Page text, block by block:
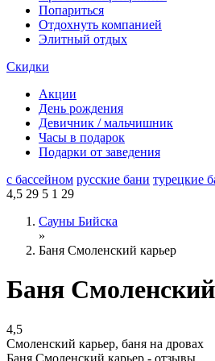
Попариться
Отдохнуть компанией
Элитный отдых
Скидки
Акции
День рождения
Девичник / мальчишник
Часы в подарок
Подарки от заведения
с бассейном русские бани турецкие
4,5 29 5 1 29
Сауны Бийска
»
Баня Смоленский карьер
Баня
4,5
Смоленский карьер, баня на дровах
Баня Смоленский карьер - отзывы